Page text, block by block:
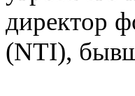
директор
(NTI),